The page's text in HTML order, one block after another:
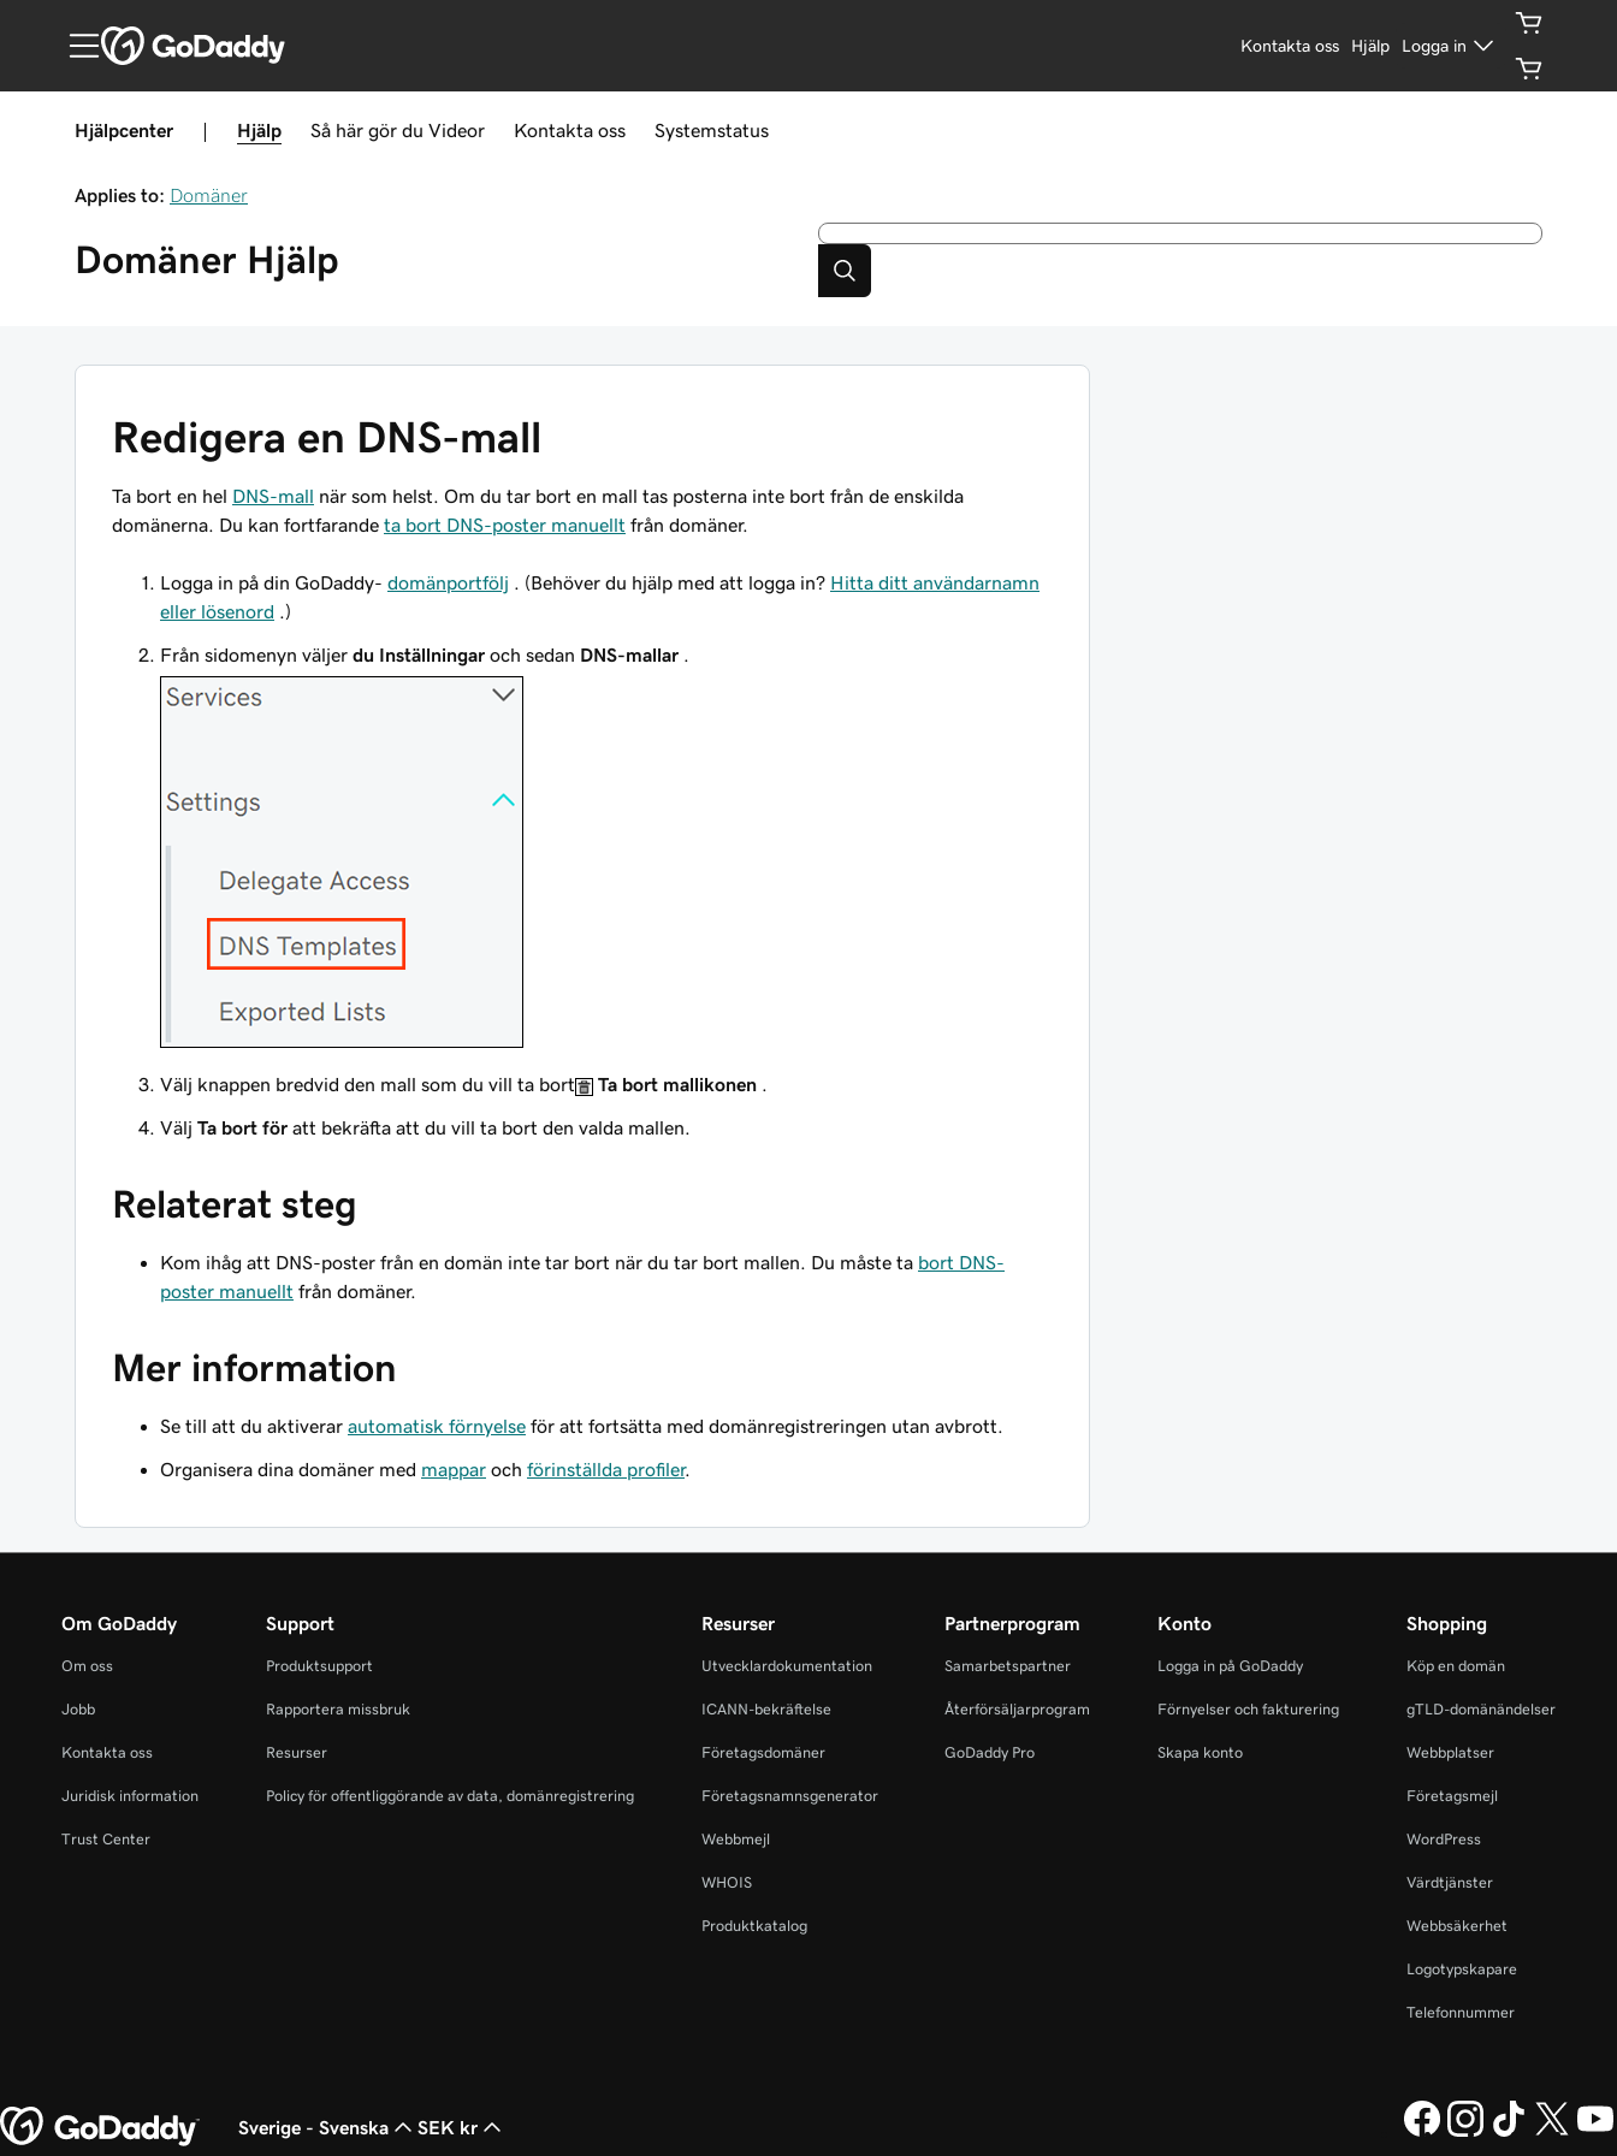
Kontakta oss Hjälp Logga in
Hjälpcenter Hjälp Så här gör du Videor Kontakta oss Systemstatus
Applies to: Domäner
Domäner Hjälp
Redigera en DNS-mall
Ta bort en hel DNS-mall när som helst. Om du tar bort en mall tas posterna inte bort från de enskilda
domänerna. Du kan fortfarande ta bort DNS-poster manuellt från domäner.
Logga in på din GoDaddy- domänportfölj . (Behöver du hjälp med att logga in? Hitta ditt användarnamn
eller lösenord .)
Från sidomenyn väljer du Inställningar och sedan DNS-mallar
Välj knappen bredvid den mall som du vill ta bort Ta bort mallikonen.
Välj Ta bort för att bekräfta att du vill ta bort den valda mallen.
Relaterat steg
Kom ihåg att DNS-poster från en domän inte tar bort när du tar bort mallen. Du måste ta bort DNS-
poster manuellt från domäner.
Mer information
Se till att du aktiverar automatisk förnyelse för att fortsätta med domänregistreringen utan avbrott.
Organisera dina domäner med mappar och förinställda profiler.
Om GoDaddy
Om oss
Jobb
Kontakta oss
Juridisk information
Trust Center
Support
Produktsupport
Rapportera missbruk
Resurser
Policy för offentliggörande av data, domänregistrering
Resurser
Utvecklardokumentation
ICANN-bekräftelse
Företagsdomäner
Företagsnamnsgenerator
Webbmejl
WHOIS
Produktkatalog
Partnerprogram
Samarbetspartner
Återförsäljarprogram
GoDaddy Pro
Konto
Logga in på GoDaddy
Förnyelser och fakturering
Skapa konto
Shopping
Köp en domän
gTLD-domänändelser
Webbplatser
Företagsmejl
WordPress
Värdtjänster
Webbsäkerhet
Logotypskapare
Telefonnummer
Sverige - Svenska SEK kr